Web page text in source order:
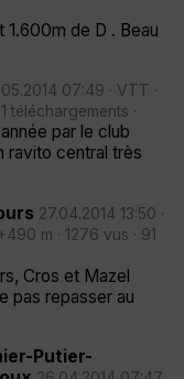
1.600m de D . Beau
07:49 · VTT ·
téléchargements ·
par le club
ravito central très
27.04.2014 13:50 ·
m · 1276 vus · 91
Cros et Mazel
pas repasser au
Putier-